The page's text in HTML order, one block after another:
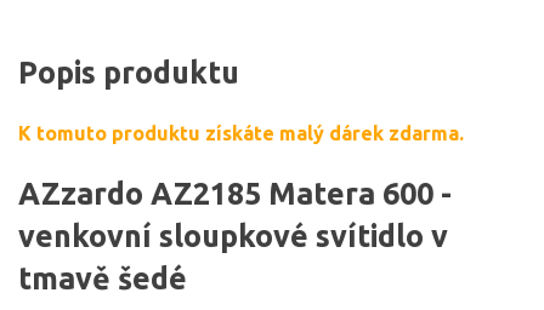
Popis produktu
K tomuto produktu získáte malý dárek zdarma.
AZzardo AZ2185 Matera 600 -
venkovní sloupkové svítidlo v
tmavě šedé